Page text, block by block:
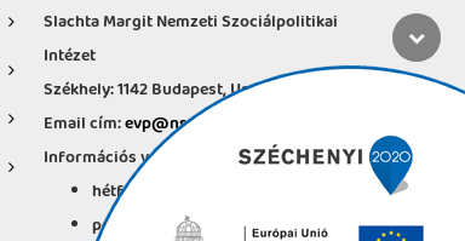
Slachta Margit Nemzeti Szociálpolitikai
Intézet
Székhely: 1142 Budapest, Ungvár u. 64-66.
Email cím:evp@nszi.hu
Információs vonal: +36 30 682-6371
hétfő-csütörtök: 8:00-16:00
péntek: 8:00-14.00